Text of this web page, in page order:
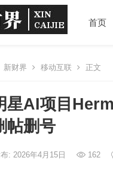
首页
新财界 移动互联 正文
星AI项目
帖删号
: 2026年4月15日 162